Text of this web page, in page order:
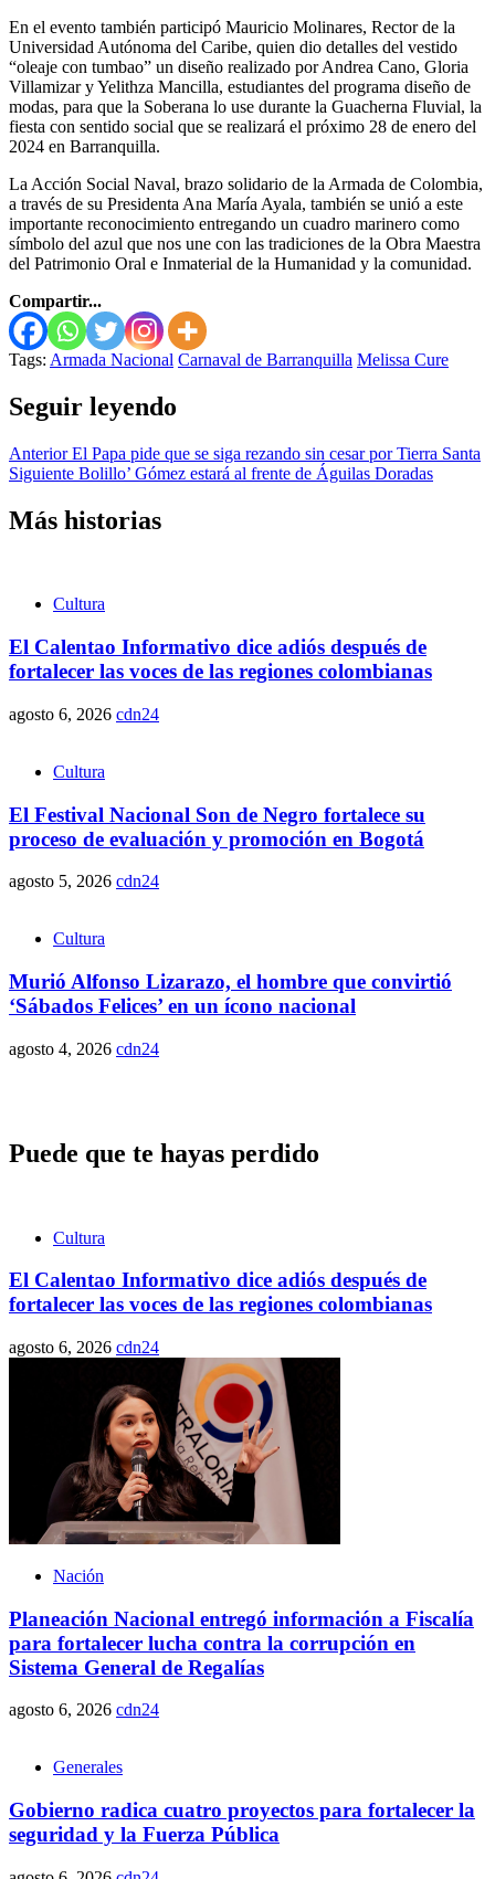
En el evento también participó Mauricio Molinares, Rector de la
Universidad Autónoma del Caribe, quien dio detalles del vestido
“oleaje con tumbao” un diseño realizado por Andrea Cano, Gloria
Villamizar y Yelithza Mancilla, estudiantes del programa diseño de
modas, para que la Soberana lo use durante la Guacherna Fluvial, la
fiesta con sentido social que se realizará el próximo 28 de enero del
2024 en Barranquilla.
La Acción Social Naval, brazo solidario de la Armada de Colombia,
a través de su Presidenta Ana María Ayala, también se unió a este
importante reconocimiento entregando un cuadro marinero como
símbolo del azul que nos une con las tradiciones de la Obra Maestra
del Patrimonio Oral e Inmaterial de la Humanidad y la comunidad.
Compartir...
Tags: Armada Nacional Carnaval de Barranquilla Melissa Cure
Seguir leyendo
AnteriorEl Papa pide que se siga rezando sin cesar por Tierra Santa
Siguiente Bolillo’ Gómez estará al frente de Águilas Doradas
Más historias
Cultura
El Calentao Informativo dice adiós después de
fortalecer las voces de las regiones colombianas
agosto 6, 2026 cdn24
Cultura
El Festival Nacional Son de Negro fortalece su
proceso de evaluación y promoción en Bogotá
agosto 5, 2026 cdn24
Cultura
Murió Alfonso Lizarazo, el hombre que convirtió
‘Sábados Felices’ en un ícono nacional
agosto 4, 2026 cdn24
Puede que te hayas perdido
Cultura
El Calentao Informativo dice adiós después de
fortalecer las voces de las regiones colombianas
agosto 6, 2026 cdn24
Nación
Planeación Nacional entregó información a Fiscalía
para fortalecer lucha contra la corrupción en
Sistema General de Regalías
agosto 6, 2026 cdn24
Generales
Gobierno radica cuatro proyectos para fortalecer la
seguridad y la Fuerza Pública